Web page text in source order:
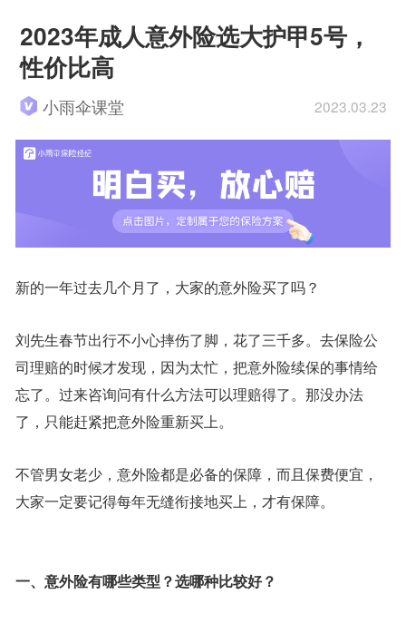
2023年成人意外险选大护甲5号，
性价比高
小雨伞课堂 2023.03.23
新的一年过去几个月了，大家的意外险买了吗？
刘先生春节出行不小心摔伤了脚，花了三千多。去保险公
司理赔的时候才发现，因为太忙，把意外险续保的事情给
忘了。过来咨询问有什么方法可以理赔得了。那没办法
了，只能赶紧把意外险重新买上。
不管男女老少，意外险都是必备的保障，而且保费便宜，
大家一定要记得每年无缝衔接地买上，才有保障。
一、意外险有哪些类型？选哪种比较好？